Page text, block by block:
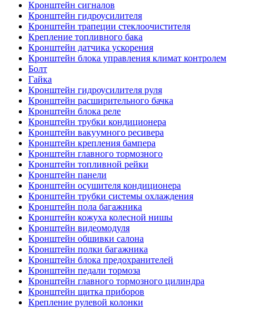
Кронштейн сигналов
Кронштейн гидроусилителя
Кронштейн трапеции стеклоочистителя
Крепление топливного бака
Кронштейн датчика ускорения
Кронштейн блока управления климат контролем
Болт
Гайка
Кронштейн гидроусилителя руля
Кронштейн расширительного бачка
Кронштейн блока реле
Кронштейн трубки кондиционера
Кронштейн вакуумного ресивера
Кронштейн крепления бампера
Кронштейн главного тормозного
Кронштейн топливной рейки
Кронштейн панели
Кронштейн осушителя кондиционера
Кронштейн трубки системы охлаждения
Кронштейн пола багажника
Кронштейн кожуха колесной нишы
Кронштейн видеомодуля
Кронштейн обшивки салона
Кронштейн полки багажника
Кронштейн блока предохранителей
Кронштейн педали тормоза
Кронштейн главного тормозного цилиндра
Кронштейн щитка приборов
Крепление рулевой колонки